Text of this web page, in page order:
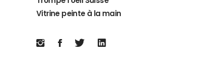
Vitrine peinte à la main